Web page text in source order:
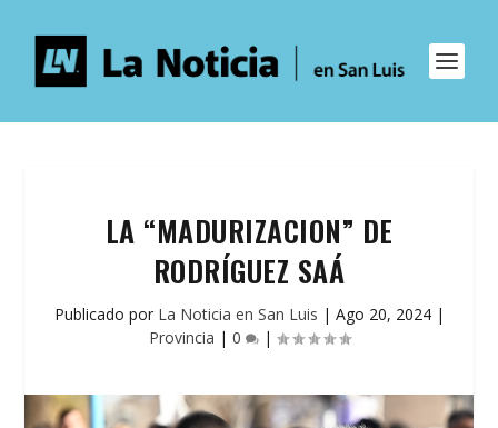
LA “MADURIZACION” DE
RODRÍGUEZ SAÁ
Publicado por La Noticia en San Luis | Ago 20, 2024|
Provincia | 0 |